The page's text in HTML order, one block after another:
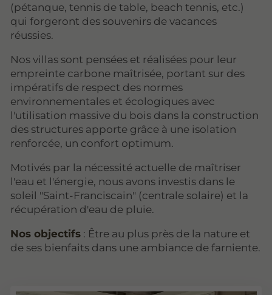
(pétanque, tennis de table, beach tennis, etc.)
qui forgeront des souvenirs de vacances
réussies.
Nos villas sont pensées et réalisées pour leur
empreinte carbone maîtrisée, portant sur des
impératifs de respect des normes
environnementales et écologiques avec
l'utilisation massive du bois dans la construction
des structures apporte grâce à une isolation
renforcée, un confort optimum.
Motivés par la nécessité actuelle de maîtriser
l'eau et l'énergie, nous avons investis dans le
soleil "Saint-Franciscain" (centrale solaire) et la
récupération d'eau de pluie.
Nos objectifs : Être au plus près de la nature et
de ses bienfaits dans une ambiance de farniente.